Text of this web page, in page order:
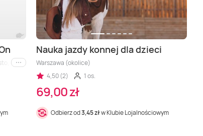
Łódź, Wiele lokalizacji, Białystok, Gdańsk, Gdynia, Katowice, Koszalin,
i inne
Nauka jazdy konnej dla dzieci
Warszawa (okolice)
4,50 (2)
1 os.
69,00 zł
Odbierz od3,45 złw Klubie Lojalnościowym